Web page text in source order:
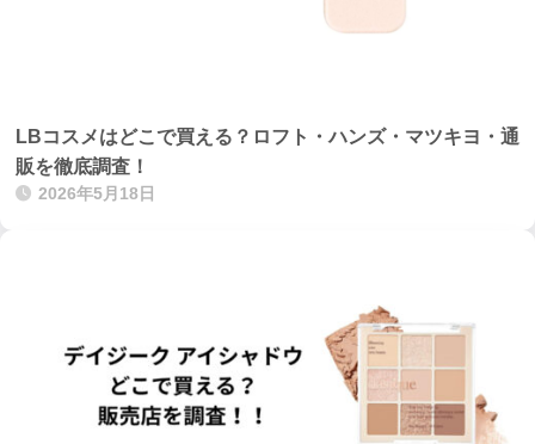
LBコスメはどこで買える？ロフト・ハンズ・マツキヨ・通
販を徹底調査！
2026年5月18日